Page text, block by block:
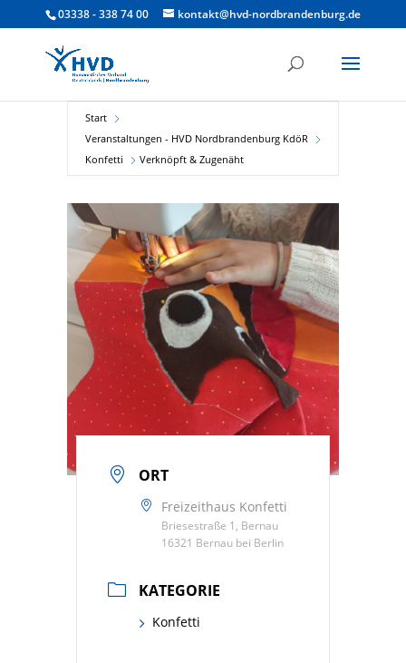
03338 - 338 74 00 kontakt@hvd-nordbrandenburg.de
Start
Veranstaltungen - HVD Nordbrandenburg KdöR
Konfetti
Verknöpft & Zugenäht
ORT
Freizeithaus Konfetti
Briesestraße 1, Bernau
16321 Bernau bei Berlin
KATEGORIE
Konfetti